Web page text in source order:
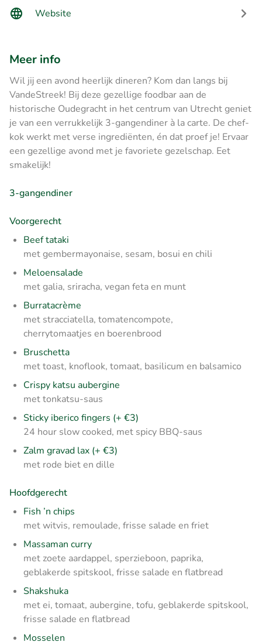
Website
Meer info
Wil jij een avond heerlijk dineren? Kom dan langs bij
VandeStreek! Bij deze gezellige foodbar aan de
historische Oudegracht in het centrum van Utrecht geniet
je van een verrukkelijk 3-gangendiner à la carte. De chef-
kok werkt met verse ingrediënten, én dat proef je! Ervaar
een gezellige avond met je favoriete gezelschap. Eet
smakelijk!
3-gangendiner
Voorgerecht
Beef tataki
met gembermayonaise, sesam, bosui en chili
Meloensalade
met galia, sriracha, vegan feta en munt
Burratacrème
met stracciatella, tomatencompote,
cherrytomaatjes en boerenbrood
Bruschetta
met toast, knoflook, tomaat, basilicum en balsamico
Crispy katsu aubergine
met tonkatsu-saus
Sticky iberico fingers (+ €3)
24 hour slow cooked, met spicy BBQ-saus
Zalm gravad lax (+ €3)
met rode biet en dille
Hoofdgerecht
Fish ’n chips
met witvis, remoulade, frisse salade en friet
Massaman curry
met zoete aardappel, sperzieboon, paprika,
geblakerde spitskool, frisse salade en flatbread
Shakshuka
met ei, tomaat, aubergine, tofu, geblakerde spitskool,
frisse salade en flatbread
Mosselen